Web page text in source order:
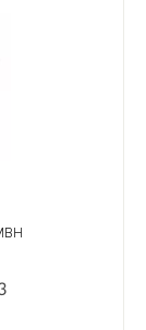
5 Sternen